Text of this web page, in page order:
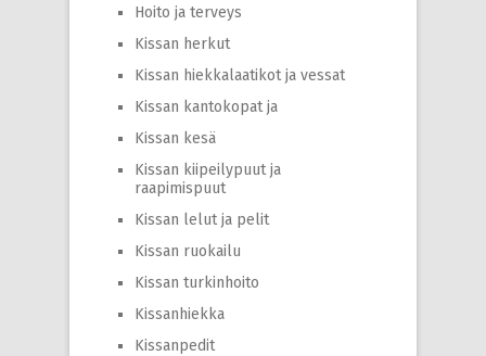
Hoito ja terveys
Kissan herkut
Kissan hiekkalaatikot ja vessat
Kissan kantokopat ja
Kissan kesä
Kissan kiipeilypuut ja
raapimispuut
Kissan lelut ja pelit
Kissan ruokailu
Kissan turkinhoito
Kissanhiekka
Kissanpedit